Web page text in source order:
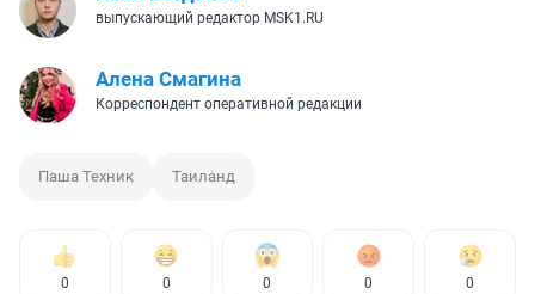
выпускающий редактор MSK1.RU
Алена Смагина
Корреспондент оперативной редакции
Паша Техник Таиланд
0 0 0 0 0